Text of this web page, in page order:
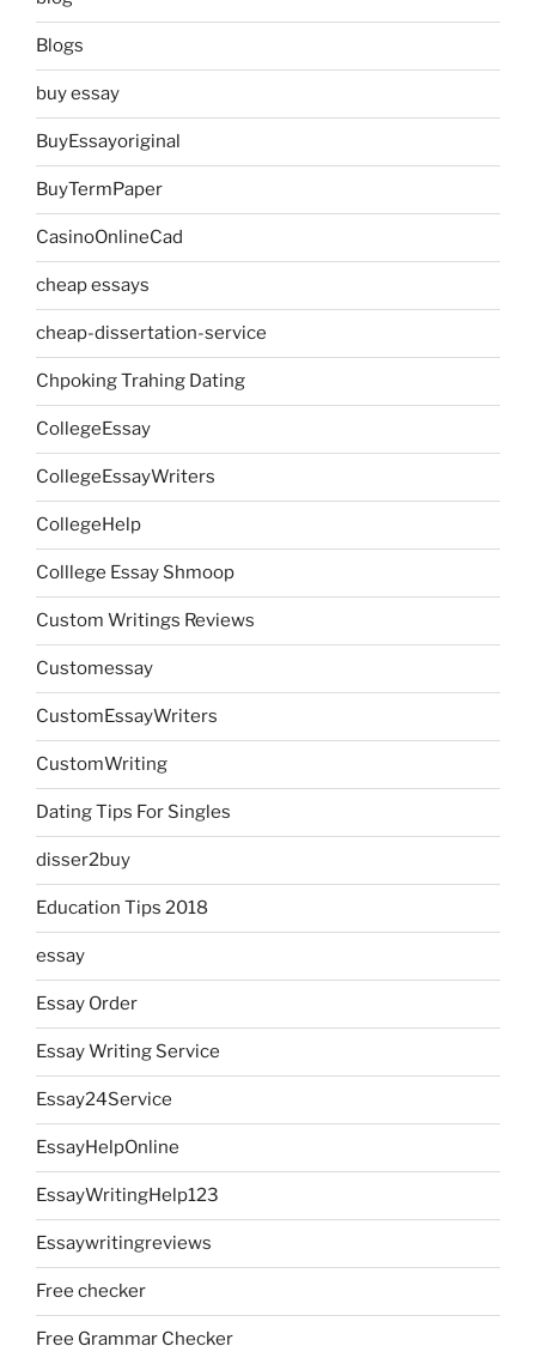
Blogs
buy essay
BuyEssayoriginal
BuyTermPaper
CasinoOnlineCad
cheap essays
cheap-dissertation-service
Chpoking Trahing Dating
CollegeEssay
CollegeEssayWriters
CollegeHelp
Colllege Essay Shmoop
Custom Writings Reviews
Customessay
CustomEssayWriters
CustomWriting
Dating Tips For Singles
disser2buy
Education Tips 2018
essay
Essay Order
Essay Writing Service
Essay24Service
EssayHelpOnline
EssayWritingHelp123
Essaywritingreviews
Free checker
Free Grammar Checker